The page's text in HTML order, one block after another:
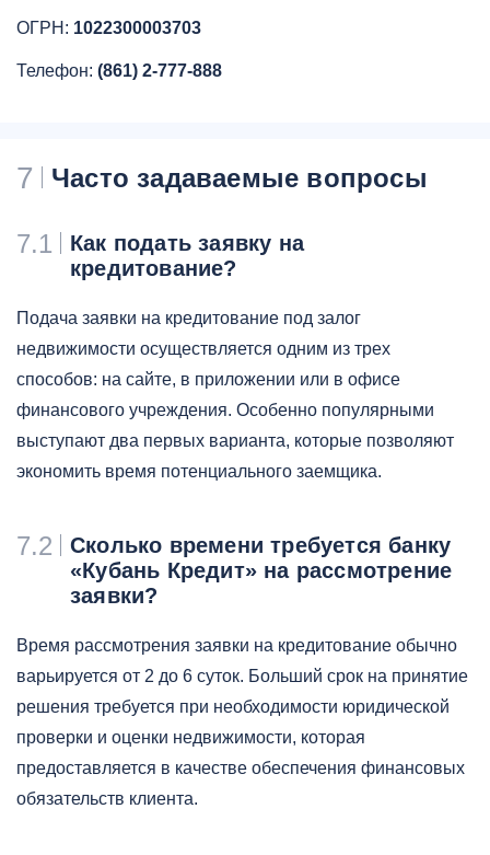
ОГРН: 1022300003703
Телефон: (861) 2-777-888
7 Часто задаваемые вопросы
7.1
Как подать заявку на
кредитование?
Подача заявки на кредитование под залог
недвижимости осуществляется одним из трех
способов: на сайте, в приложении или в офисе
финансового учреждения. Особенно популярными
выступают два первых варианта, которые позволяют
экономить время потенциального заемщика.
7.2
Сколько времени требуется банку
«Кубань Кредит» на рассмотрение
заявки?
Время рассмотрения заявки на кредитование обычно
варьируется от 2 до 6 суток. Больший срок на принятие
решения требуется при необходимости юридической
проверки и оценки недвижимости, которая
предоставляется в качестве обеспечения финансовых
обязательств клиента.